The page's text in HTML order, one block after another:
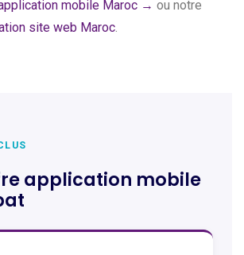
mobile Maroc → ou notre
site web Maroc.
application mobile